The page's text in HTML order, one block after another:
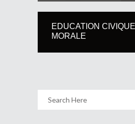
EDUCATION
MORALE